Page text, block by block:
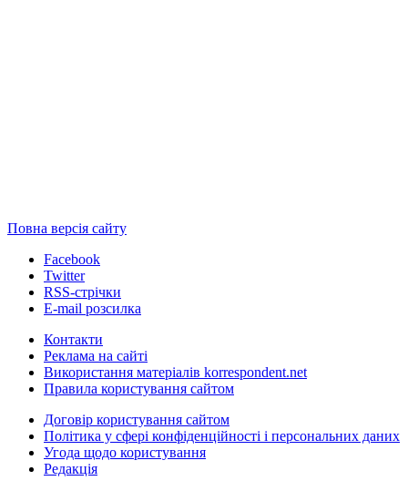
Повна версія сайту
Facebook
Twitter
RSS-стрічки
E-mail розсилка
Контакти
Реклама на сайті
Використання матеріалів korrespondent.net
Правила користування сайтом
Договір користування сайтом
Політика у сфері конфіденційності і персональних даних
Угода щодо користування
Редакція